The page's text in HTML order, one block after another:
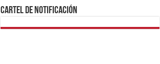
Cartel de Notificación